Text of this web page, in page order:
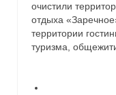
очистили
отдыха
территории
туризма,